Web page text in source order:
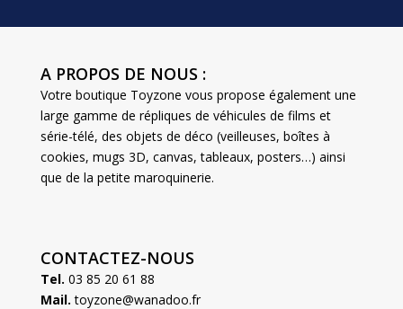
A PROPOS DE NOUS :
Votre boutique Toyzone vous propose également une
large gamme de répliques de véhicules de films et
série-télé, des objets de déco (veilleuses, boîtes à
cookies, mugs 3D, canvas, tableaux, posters…) ainsi
que de la petite maroquinerie.
CONTACTEZ-NOUS
Tel. 03 85 20 61 88
Mail. toyzone@wanadoo.fr